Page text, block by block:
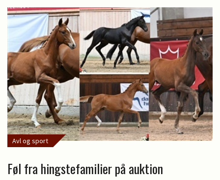
Avl og sport
Føl fra hingstefamilier på auktion